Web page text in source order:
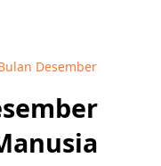
Desember